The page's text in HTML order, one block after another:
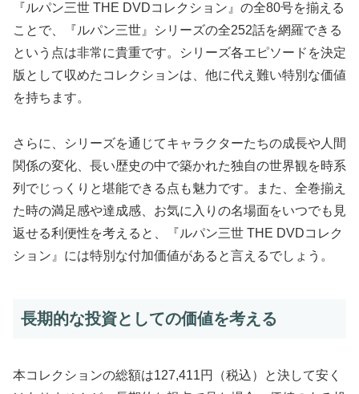
『ルパン三世 THE DVDコレクション』の全80号を揃える
ことで、『ルパン三世』シリーズの全252話を網羅できる
という点は非常に貴重です。シリーズ各エピソードを決定
版として収めたコレクションは、他に代え難い特別な価値
を持ちます。
さらに、シリーズを通じてキャラクターたちの成長や人間
関係の変化、長い歴史の中で築かれた独自の世界観を時系
列でじっくりと堪能できる点も魅力です。また、全巻揃え
た時の満足感や達成感、お気に入りの名場面をいつでも見
返せる利便性を考えると、『ルパン三世 THE DVDコレク
ション』には特別な付加価値があると言えるでしょう。
長期的な投資としての価値を考える
本コレクションの総額は127,411円（税込）と決して安く